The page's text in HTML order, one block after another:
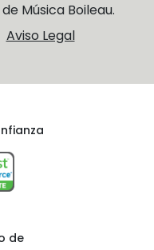
Música Boileau.
Aviso Legal
de